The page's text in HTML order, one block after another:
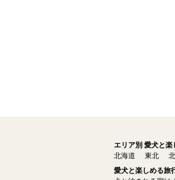
エリア別 愛犬と
北海道
東北
愛犬と楽しめる旅